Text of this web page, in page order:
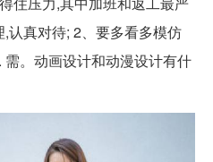
认真对待; 2、要多看多模仿
。动画设计和动漫设计有什